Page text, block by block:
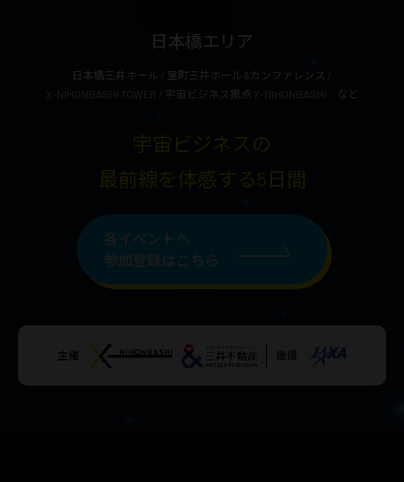
日本橋エリア
日本橋三井ホール / 室町三井ホール&カンファレンス /
X-NIHONBASHI TOWER /
宇宙ビジネス拠点 X-NIHONBASHI など
宇宙ビジネスの
最前線を体感する5日間
各イベントへ
参加登録はこちら
主催 後援